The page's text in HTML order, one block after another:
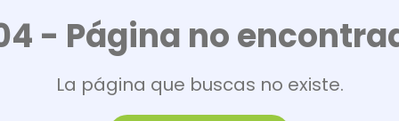
- Página no
La página que buscas no existe.